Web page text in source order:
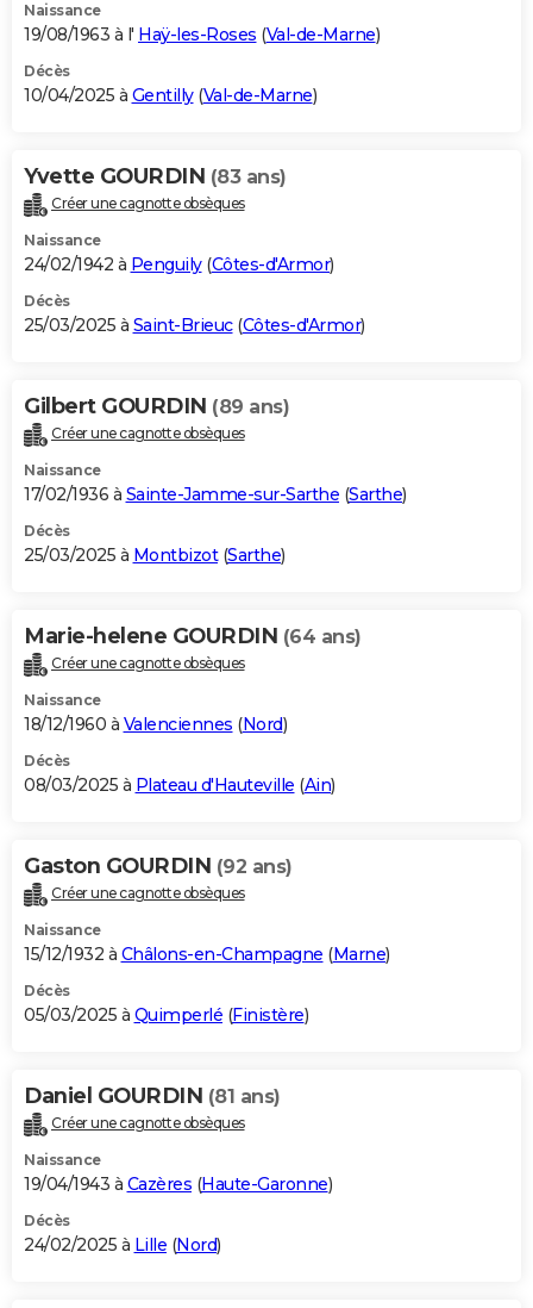
Naissance
19/08/1963 à l' Haÿ-les-Roses (Val-de-Marne)
Décès
10/04/2025 à Gentilly(Val-de-Marne)
Yvette GOURDIN (83 ans)
Créer une cagnotte obsèques
Naissance
24/02/1942 à Penguily(Côtes-d'Armor)
Décès
25/03/2025 à Saint-Brieuc(Côtes-d'Armor)
Gilbert GOURDIN (89 ans)
Créer une cagnotte obsèques
Naissance
17/02/1936 à Sainte-Jamme-sur-Sarthe (Sarthe)
Décès
25/03/2025 à Montbizot(Sarthe)
Marie-helene GOURDIN (64 ans)
Créer une cagnotte obsèques
Naissance
18/12/1960 à Valenciennes (Nord)
Décès
08/03/2025 à Plateau d'Hauteville (Ain)
Gaston GOURDIN (92 ans)
Créer une cagnotte obsèques
Naissance
15/12/1932 à Châlons-en-Champagne (Marne)
Décès
05/03/2025 à Quimperlé (Finistère)
Daniel GOURDIN (81 ans)
Créer une cagnotte obsèques
Naissance
19/04/1943 à Cazères (Haute-Garonne)
Décès
24/02/2025 à Lille (Nord)